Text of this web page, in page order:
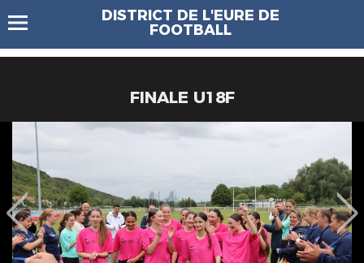
DISTRICT DE L'EURE DE
FOOTBALL
FINALE U18F